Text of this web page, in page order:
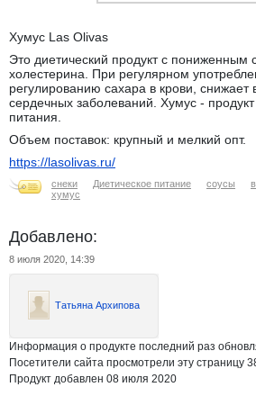
Хумус Las Olivas
Это диетический продукт с пониженным
холестерина. При регулярном
регулированию сахара в крови, снижает
сердечных заболеваний. Хумус -
питания.
Объем поставок: крупный и мелкий опт.
https://lasolivas.ru/
снеки Диетическое питание соусы
хумус
Добавлено:
8 июля 2020, 14:39
Татьяна Архипова
Информация о продукте последний раз
Посетители сайта просмотрели эту страницу
Продукт добавлен 08 июля 2020